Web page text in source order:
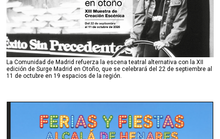
La Comunidad de Madrid refuerza la escena teatral alternativa con la XII
edición de Surge Madrid en Otoño, que se celebrará del 22 de septiembre al
11 de octubre en 19 espacios de la región.